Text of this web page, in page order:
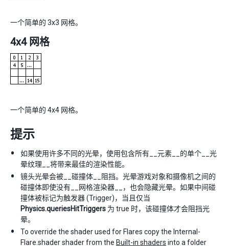
一个简单的 3x3 网格。
4x4 网格
一个简单的 4x4 网格。
提示
如果使用许多不同的光晕，使用包含所有__元素__的单个__光
晕纹理__将带来最佳的渲染性能。
镜头光晕会被__碰撞体__阻挡。光晕游戏对象和摄像机之间的
碰撞体即使没有__网格渲染器__，也会隐藏光晕。如果中间碰
撞体被标记为触发器 (Trigger)，当且仅当
Physics.queriesHitTriggers 为 true 时，该碰撞体才会阻挡光
晕。
To override the shader used for Flares copy the Internal-
Flare.shader shader from the Built-in shaders into a folder